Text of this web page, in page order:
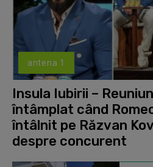
antena 1
Insula Iubirii –
întâmplat când
întâlnit pe Răzvan
despre concurent